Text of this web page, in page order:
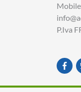
P.Iva